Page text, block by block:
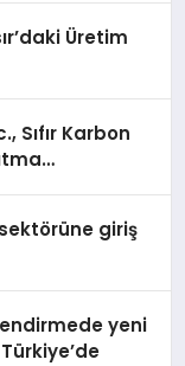
Üretim
Sıfır Karbon
giriş
yeni